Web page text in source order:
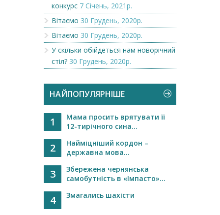
конкурс 7 Січень, 2021р.
Вітаємо 30 Грудень, 2020р.
Вітаємо 30 Грудень, 2020р.
У скільки обійдеться нам новорічний
стіл? 30 Грудень, 2020р.
НАЙПОПУЛЯРНІШЕ
1
Мама просить врятувати її
12-тирічного сина...
2
Найміцніший кордон –
державна мова...
3
Збережена чернянська
самобутність в «Імпасто»...
4 Змагались шахісти